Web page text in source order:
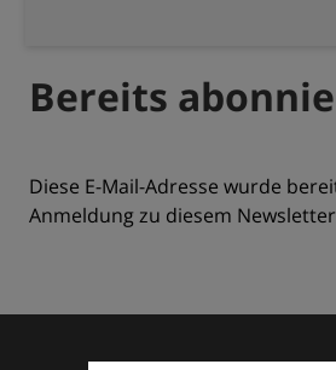
Bereits
Diese E-Mail-Adresse wurde
Anmeldung zu diesem